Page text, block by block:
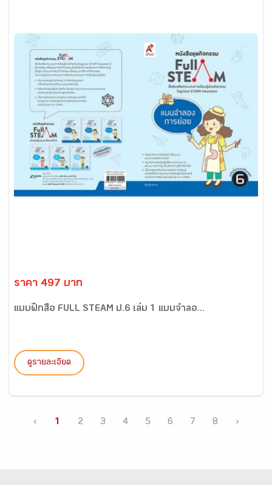
ราคา 497 บาท
แบบฝึกสื่อ FULL STEAM ป.6 เล่ม 1 แบบจำลอ...
ดูรายละเอียด
‹ 1 2 3 4 5 6 7 8 ›